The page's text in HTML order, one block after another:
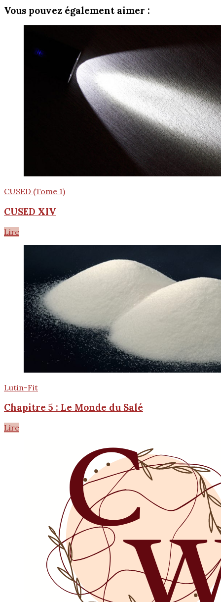
Vous pouvez également aimer :
CUSED (Tome 1)
CUSED XIV
Lire
Lutin-Fit
Chapitre 5 : Le Monde du Salé
Lire